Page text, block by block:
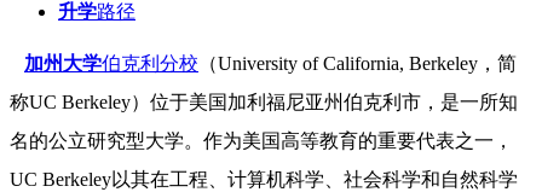
升学路径
加州大学伯克利分校 （University of California, Berkeley，简
称UC Berkeley）位于美国加利福尼亚州伯克利市，是一所知
名的公立研究型大学。作为美国高等教育的重要代表之一，
UC Berkeley以其在工程、计算机科学、社会科学和自然科学